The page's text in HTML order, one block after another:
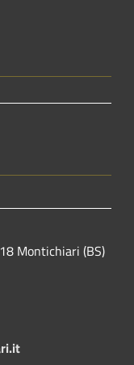
Montichiari (BS)